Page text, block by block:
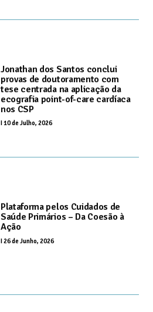
Jonathan dos Santos conclui
provas de doutoramento com
tese centrada na aplicação da
ecografia point-of-care cardíaca
nos CSP
10 de Julho, 2026
Plataforma pelos Cuidados de
Saúde Primários – Da Coesão à
Ação
I26 de Junho, 2026